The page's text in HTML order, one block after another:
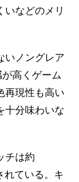
いなどのメリ
いノングレア
高くゲーム
再現性も高い
十分味わいな
チは約
れている。キ